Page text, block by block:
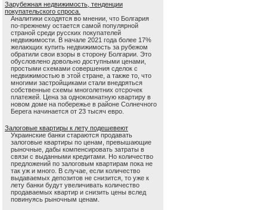
Зарубежная недвижимость, тенденции
покупательского спроса.
Аналитики сходятся во мнении, что Болгария
по-прежнему остается самой популярной
страной среди русских покупателей
недвижимости. В начале 2021 года более 17%
желающих купить недвижимость за рубежом
обратили свои взоры в сторону Болгарии. Это
обусловлено довольно доступными ценами,
простыми схемами совершения сделок с
недвижимостью в этой стране, а также то, что
многими застройщиками стали внедряться
собственные схемы многолетних отсрочек
платежей. Цена за однокомнатную квартиру в
новом доме на побережье в районе Солнечного
Берега начинается от 23 тысяч евро.
Залоговые квартиры к лету подешевеют
Украинские банки стараются продавать
залоговые квартиры по ценам, превышающие
рыночные, дабы компенсировать затраты в
связи с выданными кредитами. Но количество
предложений по залоговым квартирам пока не
так уж и много. В случае, если количество
выдаваемых депозитов не снизится, то уже к
лету банки будут увеличивать количество
продаваемых квартир и снизить цены вслед
повинуясь рыночным ценам.